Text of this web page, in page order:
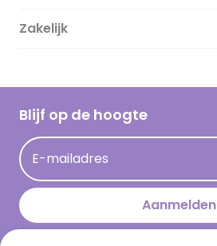
Duurzaamheid
Hallmark Kaartclub
Acties
Persberichten
Hallmark en Kinderpostzegels
Magazine
Cadeau inspiratie
Kaartinspiratie
Zakelijk
Blijf op de hoogte
E-mailadres
Aanmelden